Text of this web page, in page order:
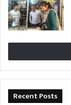
Recent Posts